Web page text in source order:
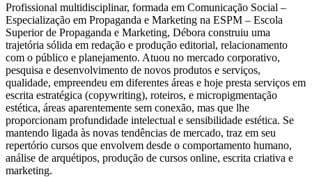
Profissional multidisciplinar, formada em Comunicação Social –
Especialização em Propaganda e Marketing na ESPM – Escola
Superior de Propaganda e Marketing, Débora construiu uma
trajetória sólida em redação e produção editorial, relacionamento
com o público e planejamento. Atuou no mercado corporativo,
pesquisa e desenvolvimento de novos produtos e serviços,
qualidade, empreendeu em diferentes áreas e hoje presta serviços em
escrita estratégica (copywriting), roteiros, e micropigmentação
estética, áreas aparentemente sem conexão, mas que lhe
proporcionam profundidade intelectual e sensibilidade estética. Se
mantendo ligada às novas tendências de mercado, traz em seu
repertório cursos que envolvem desde o comportamento humano,
análise de arquétipos, produção de cursos online, escrita criativa e
marketing.